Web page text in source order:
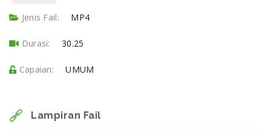
Jenis Fail: MP4
Durasi: 30.25
Capaian: UMUM
Lampiran Fail